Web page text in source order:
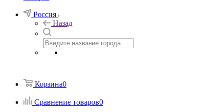
Россия
Назад
Корзина0
Сравнение товаров0